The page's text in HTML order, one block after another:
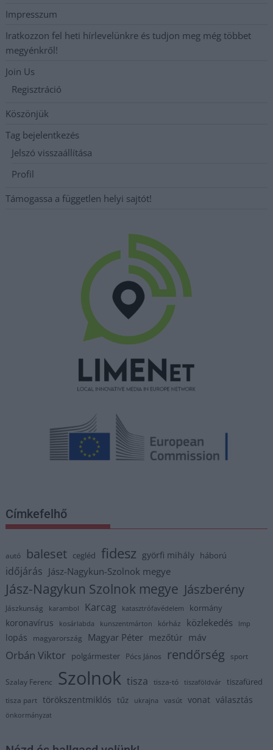
Impresszum
Iratkozzon fel heti hírlevelünkre és tudjon meg még többet
megyénkről!
Join Us
Regisztráció
Köszönjük
Tag bejelentkezés
Jelszó visszaállítása
Profil
Támogassa a független helyi sajtót!
Címkefelhő
autó baleset cegléd fidesz györfi mihály háború
időjárás Jász-Nagykun-Szolnok megye
Jász-Nagykun Szolnok megye Jászberény
Jászkunság karambol Karcag katasztrófavédelem kormány
koronavírus kosárlabda kunszentmárton kórház közlekedés lmp
lopás magyarország Magyar Péter mezőtúr máv
Orbán Viktor polgármester Pócs János rendőrség sport
Szalay Ferenc Szolnok tisza tisza-tó tiszaföldvár tiszafüred
tisza part törökszentmiklós tűz ukrajna vasút vonat választás
önkormányzat